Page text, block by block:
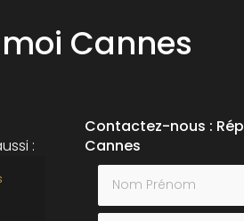
Cannes
:
Contactez-nous :
Cannes
Nom Prénom